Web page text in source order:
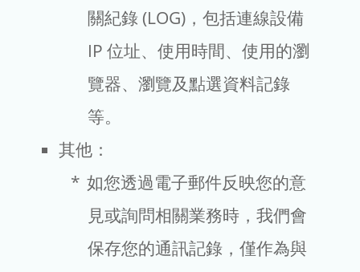
關紀錄 (LOG)，包括連線設備
IP 位址、使用時間、使用的瀏
覽器、瀏覽及點選資料記錄
等。
其他：
如您透過電子郵件反映您的意
見或詢問相關業務時，我們會
保存您的通訊記錄，僅作為與